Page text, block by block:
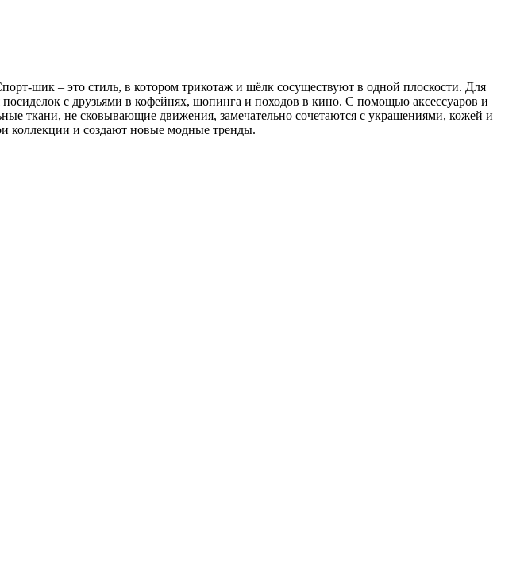
шик – это стиль, в котором трикотаж и шёлк сосуществуют в одной плоскости. Для
с друзьями в кофейнях, шопинга и походов в кино. С помощью аксессуаров и
ткани, не сковывающие движения, замечательно сочетаются с украшениями, кожей и
коллекции и создают новые модные тренды.